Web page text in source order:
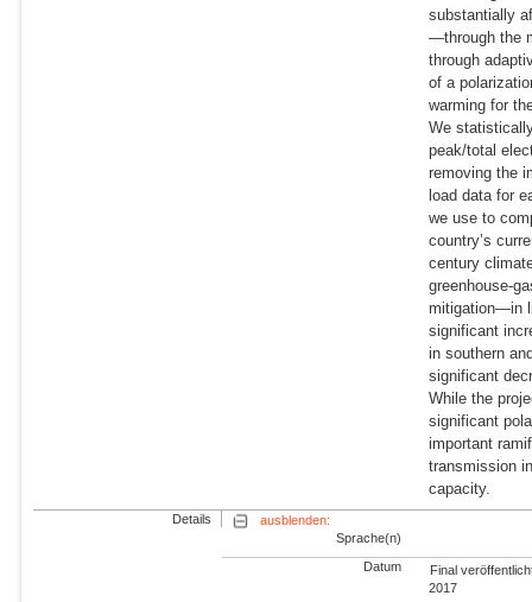
substantially
—through the
through
of a
warming for
We
peak/total
removing the
load data for
we use to
country’s
century
greenhouse-
mitigation—in
significant
in southern
significant
While the
significant
important
transmission
capacity.
Details
ausblenden:
Sprache(n)
Datum
Final
2017